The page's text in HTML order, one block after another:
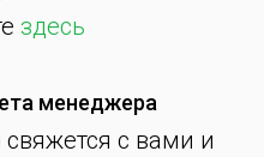
здесь
менеджера
с вами и